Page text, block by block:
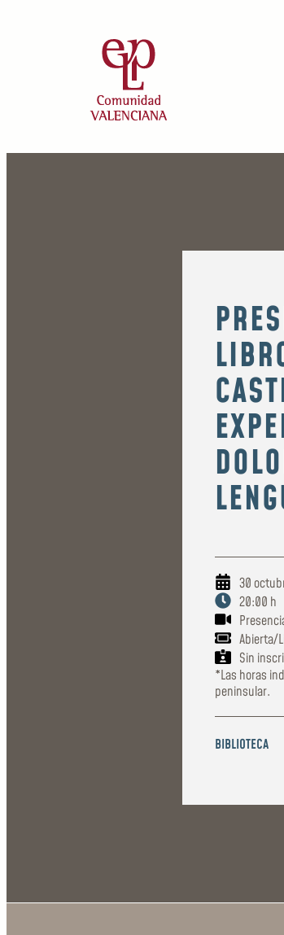
30
20:00 h
Abierta/
Sin
*Las horas
peninsular.
BIBLIOTECA